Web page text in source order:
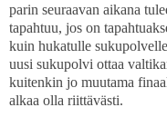
parin seuraavan aikana
tapahtuu, jos on
kuin hukatulle
uusi sukupolvi ottaa
kuitenkin jo muutama
alkaa olla riittävästi.